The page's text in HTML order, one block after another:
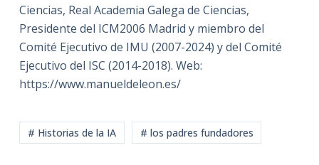
Ciencias, Real Academia Galega de Ciencias,
Presidente del ICM2006 Madrid y miembro del
Comité Ejecutivo de IMU (2007-2024) y del Comité
Ejecutivo del ISC (2014-2018). Web:
https://www.manueldeleon.es/
# Historias de la IA # los padres fundadores